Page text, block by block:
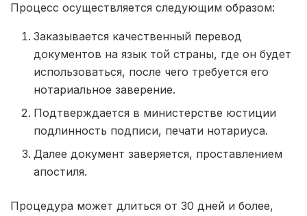
Процесс осуществляется следующим образом:
Заказывается качественный перевод
документов на язык той страны, где он будет
использоваться, после чего требуется его
нотариальное заверение.
Подтверждается в министерстве юстиции
подлинность подписи, печати нотариуса.
Далее документ заверяется, проставлением
апостиля.
Процедура может длиться от 30 дней и более,